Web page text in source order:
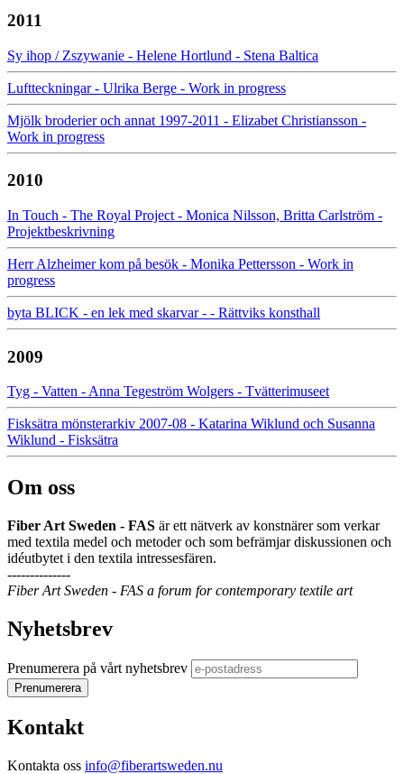
2011
Sy ihop / Zszywanie - Helene Hortlund - Stena Baltica
Luftteckningar - Ulrika Berge - Work in progress
Mjölk broderier och annat 1997-2011 - Elizabet Christiansson -
Work in progress
2010
In Touch - The Royal Project - Monica Nilsson, Britta Carlström -
Projektbeskrivning
Herr Alzheimer kom på besök - Monika Pettersson - Work in
progress
byta BLICK - en lek med skarvar - - Rättviks konsthall
2009
Tyg - Vatten - Anna Tegeström Wolgers - Tvätterimuseet
Fisksätra mönsterarkiv 2007-08 - Katarina Wiklund och Susanna
Wiklund - Fisksätra
Om oss
Fiber Art Sweden - FAS är ett nätverk av konstnärer som verkar
med textila medel och metoder och som befrämjar diskussionen och
idéutbytet i den textila intressesfären.
--------------
Fiber Art Sweden - FAS a forum for contemporary textile art
Nyhetsbrev
Prenumerera på vårt nyhetsbrev
Kontakt
Kontakta oss info@fiberartsweden.nu